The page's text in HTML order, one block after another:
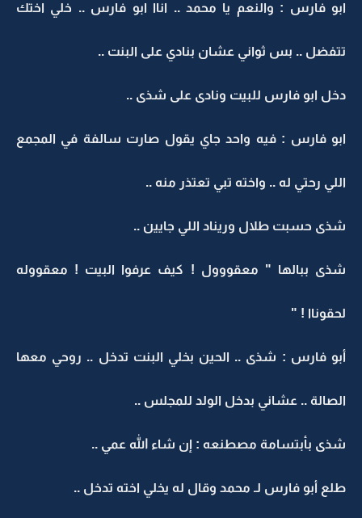
ابو فارس : والنعم يا محمد .. اناا ابو فارس .. خلي اختك
تتفضل .. بس ثواني عشان بنادي على البنت ..
دخل ابو فارس للبيت ونادى على شذى ..
ابو فارس : فيه واحد جاي يقول صارت سالفة في المجمع
اللي رحتي له .. واخته تبي تعتذر منه ..
شذى حسبت طلال وريناد اللي جايين ..
شذى ببالها " معقووول ! كيف عرفوا البيت ! معقووله
لحقوناا ! "
أبو فارس : شذى .. الحين بخلي البنت تدخل .. روحي معها
الصالة .. عشاني بدخل الولد للمجلس ..
شذى بأبتسامة مصطنعه : إن شاء الله عمي ..
طلع أبو فارس لـ محمد وقال له يخلي اخته تدخل ..